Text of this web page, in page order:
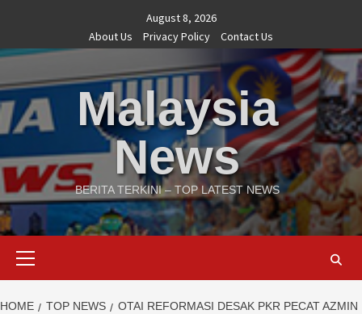
content
August 8, 2026
About Us
Privacy Policy Contact Us
Malaysia
News
BERITA TERKINI – TOP LATEST NEWS
HOME TOP NEWS
OTAI REFORMASI DESAK PKR PECAT AZMIN